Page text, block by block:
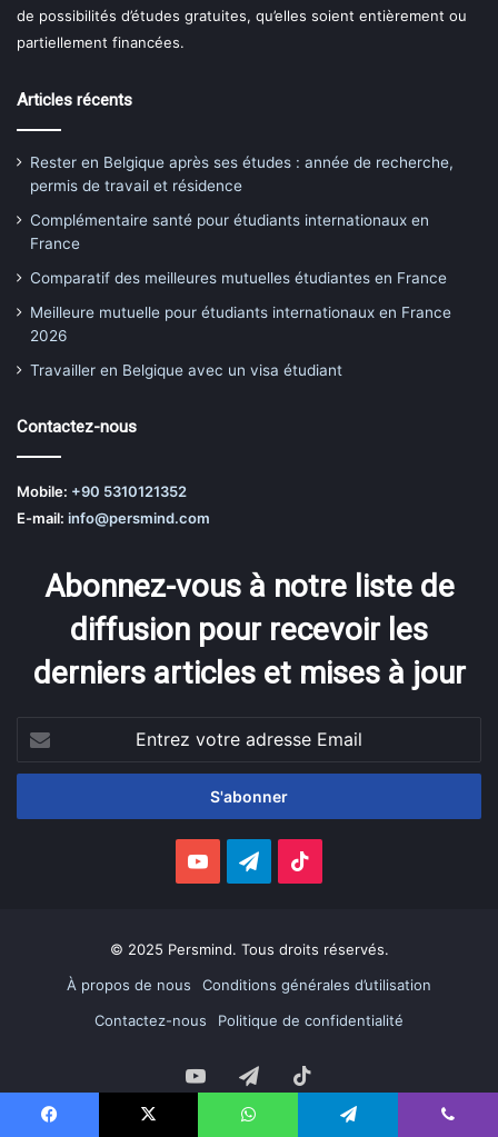
de possibilités d’études gratuites, qu’elles soient entièrement ou
partiellement financées.
Articles récents
Rester en Belgique après ses études : année de recherche,
permis de travail et résidence
Complémentaire santé pour étudiants internationaux en
France
Comparatif des meilleures mutuelles étudiantes en France
Meilleure mutuelle pour étudiants internationaux en France
2026
Travailler en Belgique avec un visa étudiant
Contactez-nous
Mobile: +90 5310121352
E-mail: info@persmind.com
Abonnez-vous à notre liste de
diffusion pour recevoir les
derniers articles et mises à jour
votre
adresse
YouTubeTelegram
© 2025 Persmind. Tous droits réservés.
À propos de nous
Conditions générales d’utilisation
Contactez-nous
Politique de confidentialité
YouTubeTelegram